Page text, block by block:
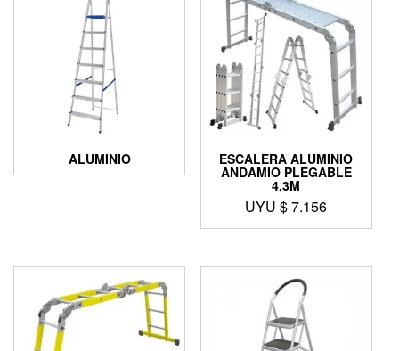
ALUMINIO ESCALERA ALUMINIO
ANDAMIO PLEGABLE
4,3M
UYU $7.156